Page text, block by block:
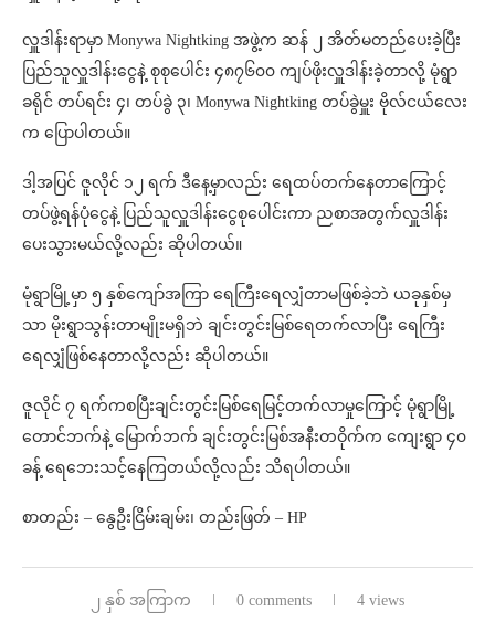
လှူဒါန်းရာမှာ Monywa Nightking အဖွဲ့က ဆန် ၂ အိတ်မတည်ပေးခဲ့ပြီး
ပြည်သူလှူဒါန်းငွေနဲ့ စုစုပေါင်း ၄၈၇၆၀၀ ကျပ်ဖိုးလှူဒါန်းခဲ့တာလို့ မုံရွာ
ခရိုင် တပ်ရင်း ၄၊ တပ်ခွဲ ၃၊ Monywa Nightking တပ်ခွဲမှူး ဗိုလ်ငယ်လေး
က ပြောပါတယ်။
ဒါ့အပြင် ဇူလိုင် ၁၂ ရက် ဒီနေ့မှာလည်း ရေထပ်တက်နေတာကြောင့်
တပ်ဖွဲ့ရန်ပုံငွေနဲ့ ပြည်သူလှူဒါန်းငွေစုပေါင်းကာ ညစာအတွက်လှူဒါန်း
ပေးသွားမယ်လို့လည်း ဆိုပါတယ်။
မုံရွာမြို့မှာ ၅ နှစ်ကျော်အကြာ ရေကြီးရေလျှံတာမဖြစ်ခဲ့ဘဲ ယခုနှစ်မှ
သာ မိုးရွာသွန်းတာမျိုးမရှိဘဲ ချင်းတွင်းမြစ်ရေတက်လာပြီး ရေကြီး
ရေလျှံဖြစ်နေတာလို့လည်း ဆိုပါတယ်။
ဇူလိုင် ၇ ရက်ကစပြီးချင်းတွင်းမြစ်ရေမြင့်တက်လာမှုကြောင့် မုံရွာမြို့
တောင်ဘက်နဲ့ မြောက်ဘက် ချင်းတွင်းမြစ်အနီးတဝိုက်က ကျေးရွာ ၄၀
ခန့် ရေဘေးသင့်နေကြတယ်လို့လည်း သိရပါတယ်။
စာတည်း – နွေဦးငြိမ်းချမ်း၊ တည်းဖြတ် – HP
၂ နှစ် အကြာက 0 comments 4 views